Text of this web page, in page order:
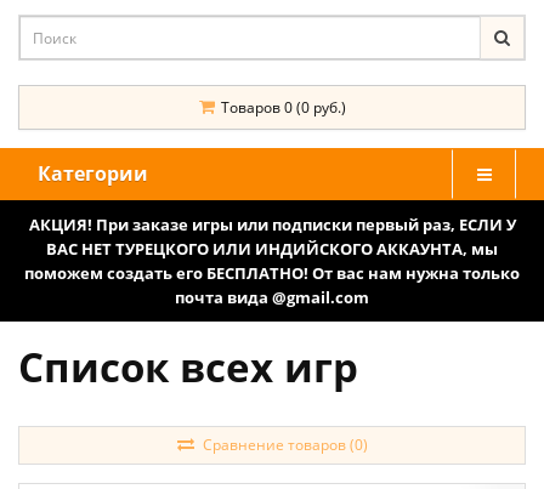
Товаров 0 (0 руб.)
Категории
АКЦИЯ! При заказе игры или подписки первый раз, ЕСЛИ У
ВАС НЕТ ТУРЕЦКОГО ИЛИ ИНДИЙСКОГО АККАУНТА, мы
поможем создать его БЕСПЛАТНО! От вас нам нужна только
почта вида @gmail.com
Список всех игр
Сравнение товаров (0)